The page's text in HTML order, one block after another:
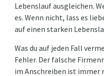
Lebenslauf ausgleichen.
es. Wenn nicht, lass es
auf einen starken
Was du auf jeden Fall
Fehler. Der falsche
im Anschreiben ist immer